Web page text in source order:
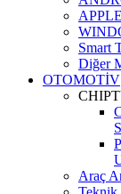
Smart
Diğer
OTOMOTİV
Araç